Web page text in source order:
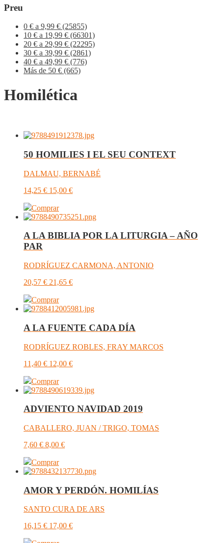
Preu
0 € a 9,99 € (25855)
10 € a 19,99 € (66301)
20 € a 29,99 € (22295)
30 € a 39,99 € (2861)
40 € a 49,99 € (776)
Más de 50 € (665)
Homilética
50 HOMILIES I EL SEU CONTEXT
DALMAU, BERNABÉ
14,25 € 15,00 €
Comprar
A LA BIBLIA POR LA LITURGIA – AÑO
PAR
RODRÍGUEZ CARMONA, ANTONIO
20,57 € 21,65 €
Comprar
A LA FUENTE CADA DÍA
RODRÍGUEZ ROBLES, FRAY MARCOS
11,40 € 12,00 €
Comprar
ADVIENTO NAVIDAD 2019
CABALLERO, JUAN / TRIGO, TOMAS
7,60 € 8,00 €
Comprar
AMOR Y PERDÓN. HOMILÍAS
SANTO CURA DE ARS
16,15 € 17,00 €